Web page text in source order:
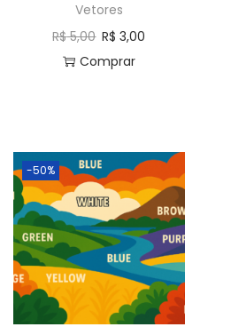
Vetores
R$5,00 R$ 3,00
Comprar
-50%